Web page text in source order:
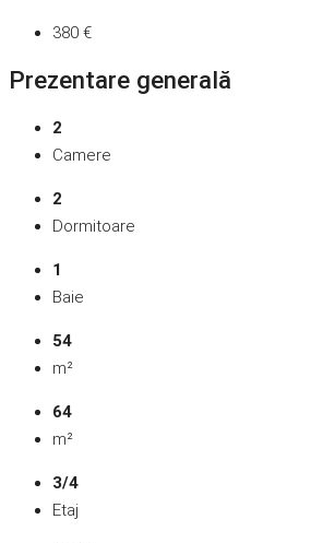
380 €
Prezentare generală
2
Camere
2
Dormitoare
1
Baie
54
m²
64
m²
3/4
Etaj